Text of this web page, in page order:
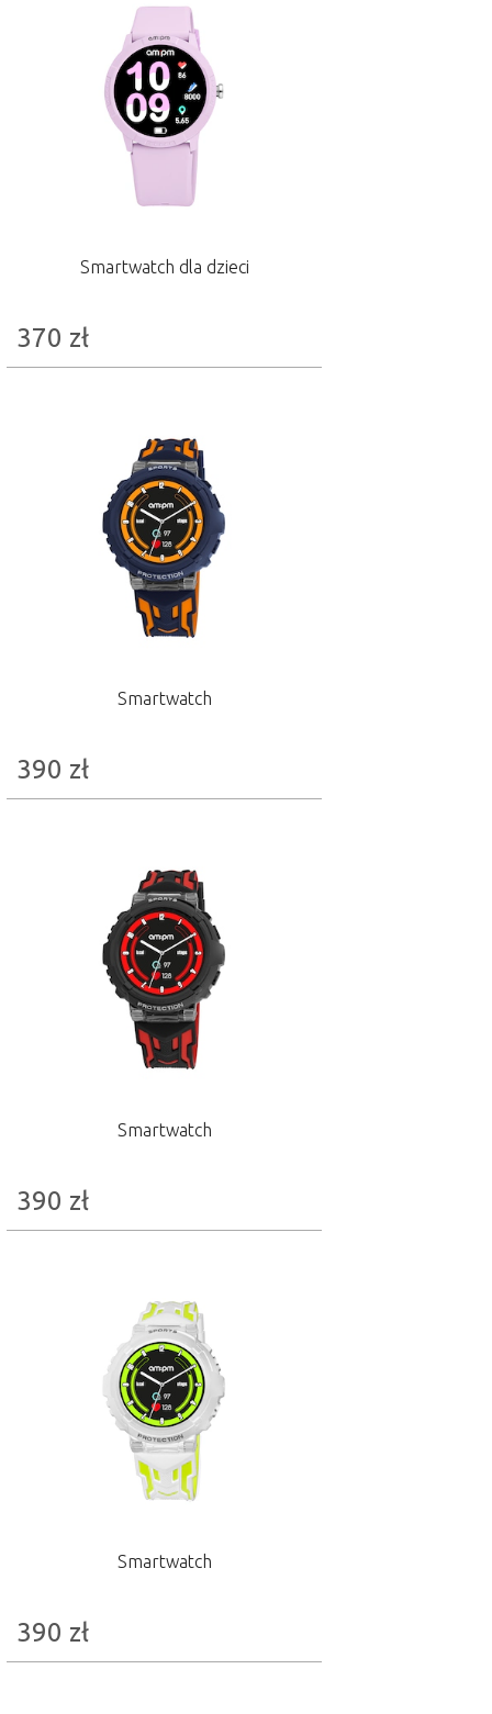
Smartwatch dla dzieci
370 zł
Smartwatch
390 zł
Smartwatch
390 zł
Smartwatch
390 zł